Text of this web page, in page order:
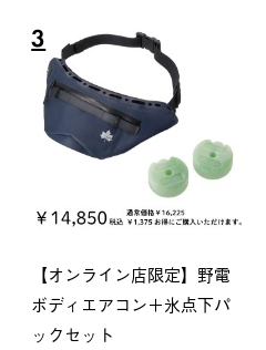
3
【オンライン店限定】野電
ボディエアコン＋氷点下パ
ックセット